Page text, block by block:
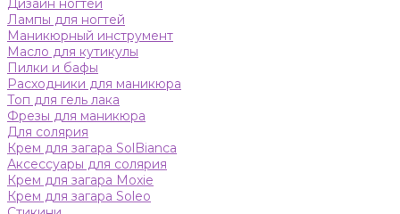
Дизайн ногтей
Лампы для ногтей
Маникюрный инструмент
Масло для кутикулы
Пилки и бафы
Расходники для маникюра
Топ для гель лака
Фрезы для маникюра
Для солярия
Крем для загара SolBianca
Аксессуары для солярия
Крем для загара Moxie
Крем для загара Soleo